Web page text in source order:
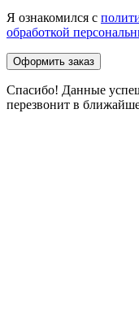
Я ознакомился с
обработкой
Оформить заказ
Спасибо! Данные
перезвонит в